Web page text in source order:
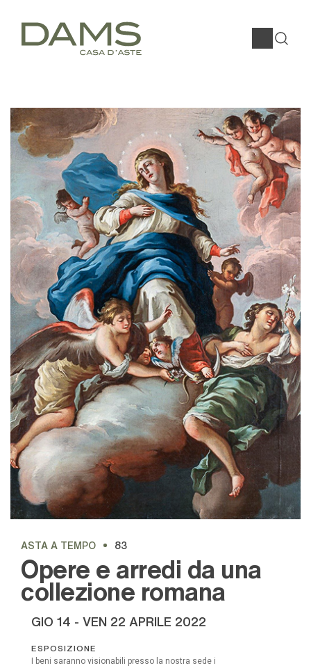
ASTA A TEMPO 83
Opere e arredi da una
collezione romana
GIO 14 - VEN 22 APRILE 2022
ESPOSIZIONE
I beni saranno visionabili presso la nostra sede i